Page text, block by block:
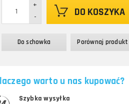
-
+
DO KOSZYKA
Do schowka Porównaj produkt
warto u nas kupować?
Szybka wysyłka